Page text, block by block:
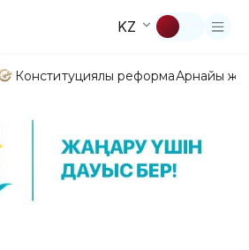
KZ
Конституциялық реформаАрнайы